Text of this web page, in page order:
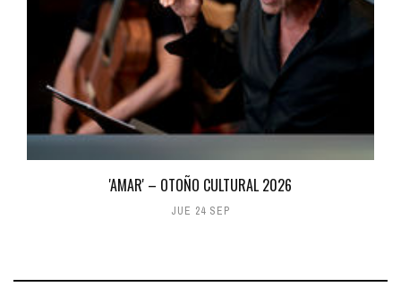
'AMAR' – OTOÑO CULTURAL 2026
JUE 24 SEP